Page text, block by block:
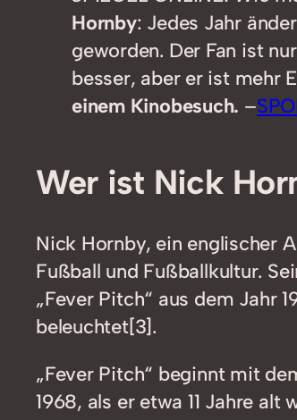
Hornby: Jedes Jahr
geworden. Der Fan ist
besser, aber er ist mehr
einem Kinobesuch. –
Wer ist Nick
Nick Hornby, ein englischer
Fußball und Fußballkultur.
„Fever Pitch“ aus dem Jahr
beleuchtet[3].
„Fever Pitch“ beginnt mit
1968, als er etwa 11 Jahre